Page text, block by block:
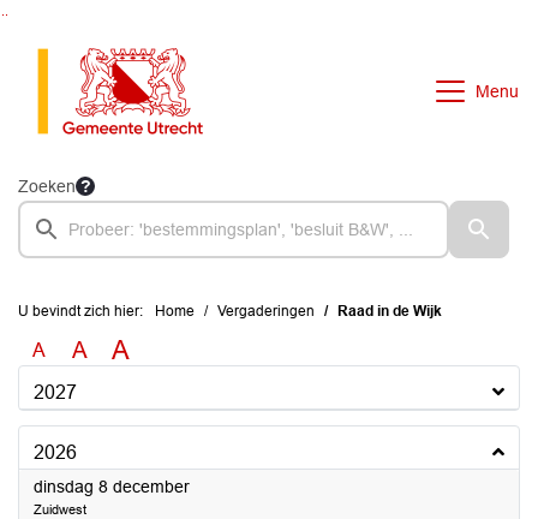
Menu
Zoeken
U bevindt zich hier: Home Vergaderingen Raad in de Wijk
A A A
2027
2026
dinsdag 8 december2026
Zuidwest